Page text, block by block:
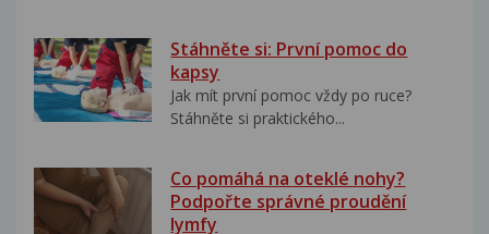
Stáhněte si: První pomoc do
kapsy
Jak mít první pomoc vždy po ruce?
Stáhněte si praktického...
Co pomáhá na oteklé nohy?
Podpořte správné proudění
lymfy